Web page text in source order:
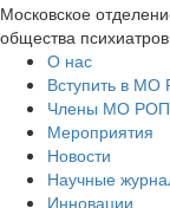
Московское
общества психиатров
О нас
Вступить в МО
Члены МО РОП
Мероприятия
Новости
Научные
Инновации